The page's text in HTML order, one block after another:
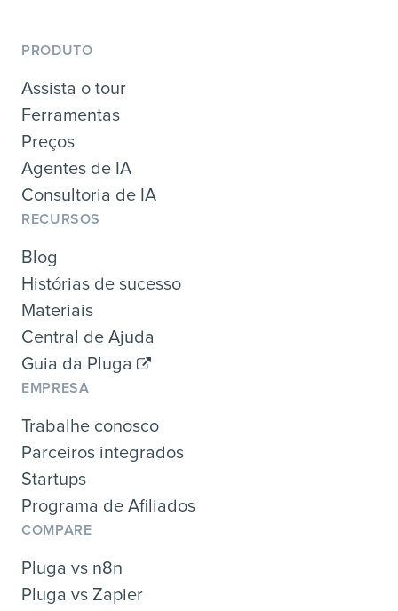
PRODUTO
Assista o tour
Ferramentas
Preços
Agentes de IA
Consultoria de IA
RECURSOS
Blog
Histórias de sucesso
Materiais
Central de Ajuda
Guia da Pluga
EMPRESA
Trabalhe conosco
Parceiros integrados
Startups
Programa de Afiliados
COMPARE
Pluga vs n8n
Pluga vs Zapier